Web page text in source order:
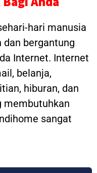
hari manusia
bergantung
Internet. Internet
belanja,
hiburan, dan
membutuhkan
sangat